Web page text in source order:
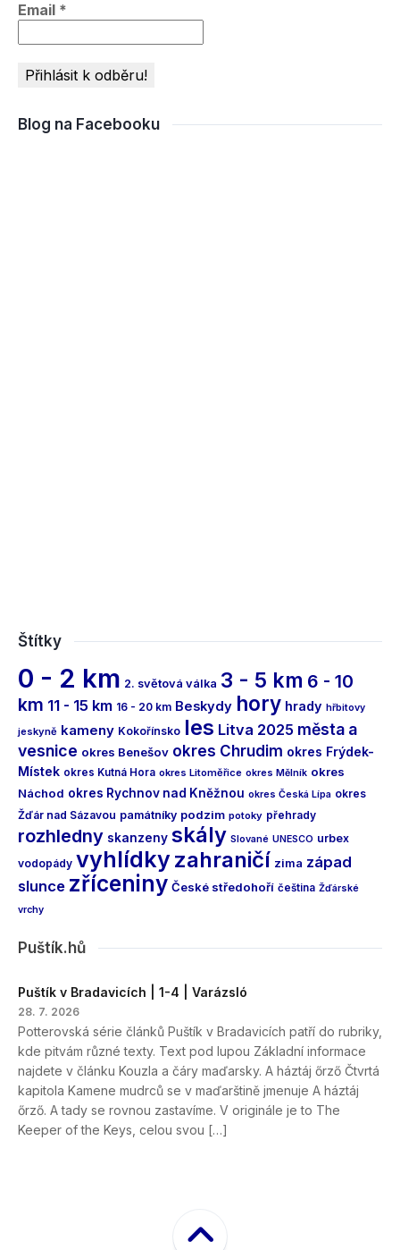
Email *
Blog na Facebooku
Štítky
0 - 2 km 2. světová válka 3 - 5 km 6 - 10
km 11 - 15 km 16 - 20 km Beskydy hory hrady hřbitovy
jeskyně kameny Kokořínsko les Litva 2025 města a
vesnice okres Benešov okres Chrudim okres Frýdek-
Místek okres Kutná Hora okres Litoměřice okres Mělník okres
Náchod okres Rychnov nad Kněžnou okres Česká Lípa okres
Žďár nad Sázavou památníky podzim potoky přehrady
rozhledny skanzeny skály Slované UNESCO urbex
vodopády vyhlídkyzahraničí zima západ
slunce zříceniny České středohoří čeština Žďárské
vrchy
Puštík.hů
Puštík v Bradavicích | 1-4 | Varázsló
28. 7. 2026
Potterovská série článků Puštík v Bradavicích patří do rubriky,
kde pitvám různé texty. Text pod lupou Základní informace
najdete v článku Kouzla a čáry maďarsky. A háztáj őrző Čtvrtá
kapitola Kamene mudrců se v maďarštině jmenuje A háztáj
őrző. A tady se rovnou zastavíme. V originále je to The
Keeper of the Keys, celou svou […]